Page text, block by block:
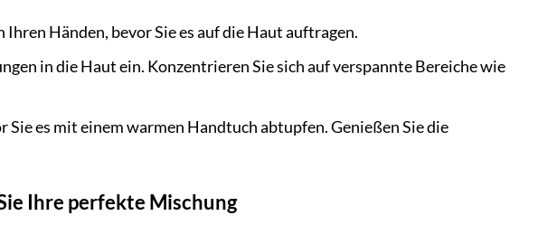
Händen, bevor Sie es auf die Haut auftragen.
in die Haut ein. Konzentrieren Sie sich auf verspannte Bereiche wie
Sie es mit einem warmen Handtuch abtupfen. Genießen Sie die
Ihre perfekte Mischung